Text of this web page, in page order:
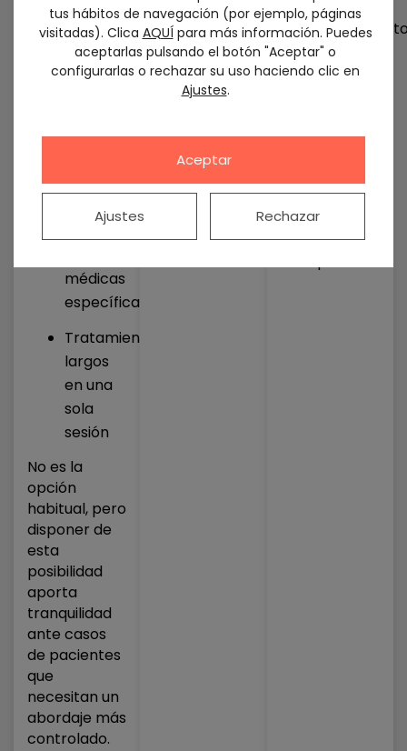
general
puede estar
indicada en:
con
Cirugías
complejas
médicas
específicas
Tratamientos
largos
en una
sola
sesión
No es la
opción
habitual, pero
disponer de
esta
posibilidad
aporta
tranquilidad
ante casos
de pacientes
que
necesitan un
abordaje más
controlado.
largos
Muchos
con sedación
como una
experiencia
más breve y
tus hábitos de navegación (por ejemplo, páginas
visitadas). Clica AQUÍpara más información. Puedes
aceptarlas pulsando el botón "Aceptar" o
configurarlas o rechazar su uso haciendo clic en
Ajustes.
Aceptar
Rechazar
Ajustes